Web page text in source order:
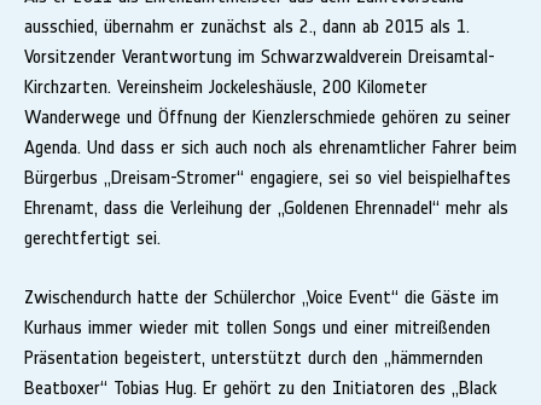
ausschied, übernahm er zunächst als 2., dann ab 2015 als 1.
Vorsitzender Verantwortung im Schwarzwaldverein Dreisamtal-
Kirchzarten. Vereinsheim Jockeleshäusle, 200 Kilometer
Wanderwege und Öffnung der Kienzlerschmiede gehören zu seiner
Agenda. Und dass er sich auch noch als ehrenamtlicher Fahrer beim
Bürgerbus „Dreisam-Stromer“ engagiere, sei so viel beispielhaftes
Ehrenamt, dass die Verleihung der „Goldenen Ehrennadel“ mehr als
gerechtfertigt sei.
Zwischendurch hatte der Schülerchor „Voice Event“ die Gäste im
Kurhaus immer wieder mit tollen Songs und einer mitreißenden
Präsentation begeistert, unterstützt durch den „hämmernden
Beatboxer“ Tobias Hug. Er gehört zu den Initiatoren des „Black